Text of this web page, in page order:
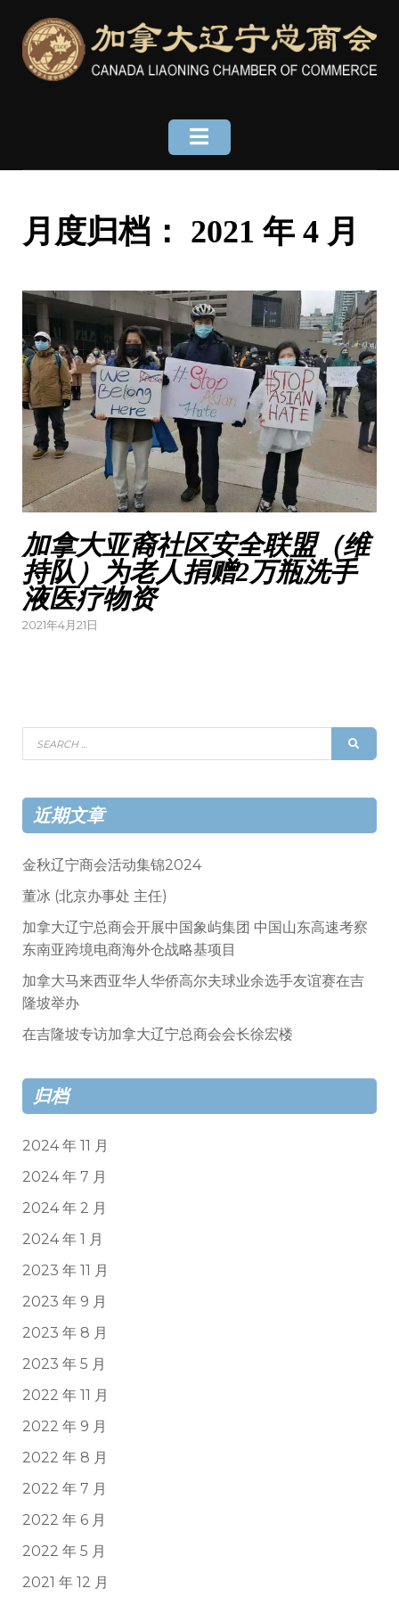
content
月度归档： 2021 年 4 月
加拿大亚裔社区安全联盟（维
持队）为老人捐赠2万瓶洗手
液医疗物资
Posted
2021年4月21日
Search
for:
近期文章
金秋辽宁商会活动集锦2024
董冰 (北京办事处 主任)
加拿大辽宁总商会开展中国象屿集团 中国山东高速考察
东南亚跨境电商海外仓战略基项目
加拿大马来西亚华人华侨高尔夫球业余选手友谊赛在吉
隆坡举办
在吉隆坡专访加拿大辽宁总商会会长徐宏楼
归档
2024 年 11 月
2024 年 7 月
2024 年 2 月
2024 年 1 月
2023 年 11 月
2023 年 9 月
2023 年 8 月
2023 年 5 月
2022 年 11 月
2022 年 9 月
2022 年 8 月
2022 年 7 月
2022 年 6 月
2022 年 5 月
2021 年 12 月